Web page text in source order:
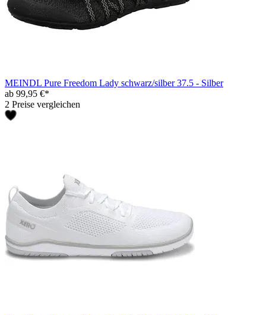
MEINDL Pure Freedom Lady schwarz/silber 37.5 - Silber
ab 99,95 €*
2 Preise vergleichen